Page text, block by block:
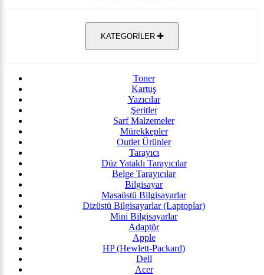
KATEGORİLER
Toner
Kartuş
Yazıcılar
Şeritler
Sarf Malzemeler
Mürekkepler
Outlet Ürünler
Tarayıcı
Düz Yataklı Tarayıcılar
Belge Tarayıcılar
Bilgisayar
Masaüstü Bilgisayarlar
Dizüstü Bilgisayarlar (Laptoplar)
Mini Bilgisayarlar
Adaptör
Apple
HP (Hewlett-Packard)
Dell
Acer